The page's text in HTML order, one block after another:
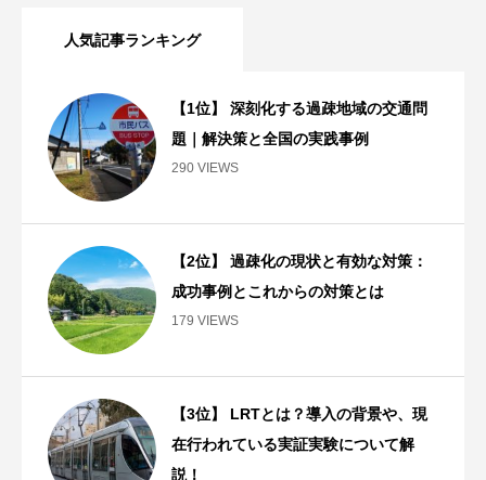
人気記事ランキング
【1位】 深刻化する過疎地域の交通問
題｜解決策と全国の実践事例
290 VIEWS
【2位】 過疎化の現状と有効な対策：
成功事例とこれからの対策とは
179 VIEWS
【3位】 LRTとは？導入の背景や、現
在行われている実証実験について解
説！